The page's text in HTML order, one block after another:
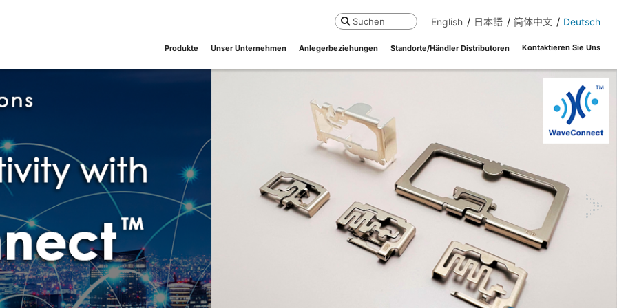
Suchen English 日本語 简体中文 Deutsch
Produkte Unser Unternehmen Anlegerbeziehungen Standorte/Händler Distributoren Kontaktieren Sie Uns